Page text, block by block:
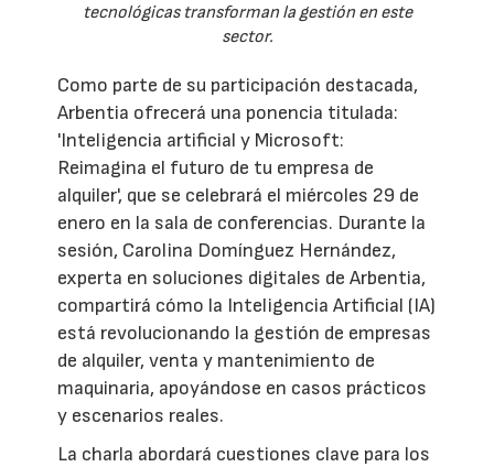
tecnológicas transforman la gestión en este
sector.
Como parte de su participación destacada,
Arbentia ofrecerá una ponencia titulada:
'Inteligencia artificial y Microsoft:
Reimagina el futuro de tu empresa de
alquiler', que se celebrará el miércoles 29 de
enero en la sala de conferencias. Durante la
sesión, Carolina Domínguez Hernández,
experta en soluciones digitales de Arbentia,
compartirá cómo la Inteligencia Artificial (IA)
está revolucionando la gestión de empresas
de alquiler, venta y mantenimiento de
maquinaria, apoyándose en casos prácticos
y escenarios reales.
La charla abordará cuestiones clave para los